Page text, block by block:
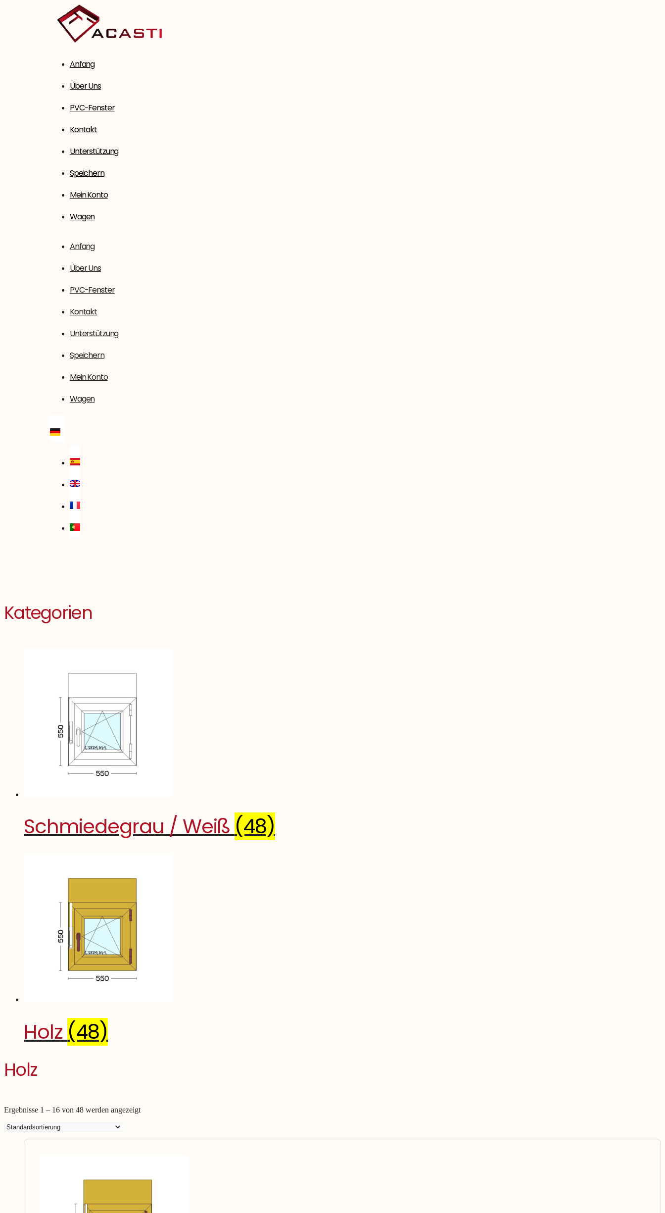
Anfang
Über Uns
PVC-Fenster
Kontakt
Unterstützung
Speichern
Mein Konto
Wagen
Anfang
Über Uns
PVC-Fenster
Kontakt
Unterstützung
Speichern
Mein Konto
Wagen
Kategorien
Schmiedegrau / Weiß(48)
Holz (48)
Holz
Ergebnisse 1 – 16 von 48 werden angezeigt